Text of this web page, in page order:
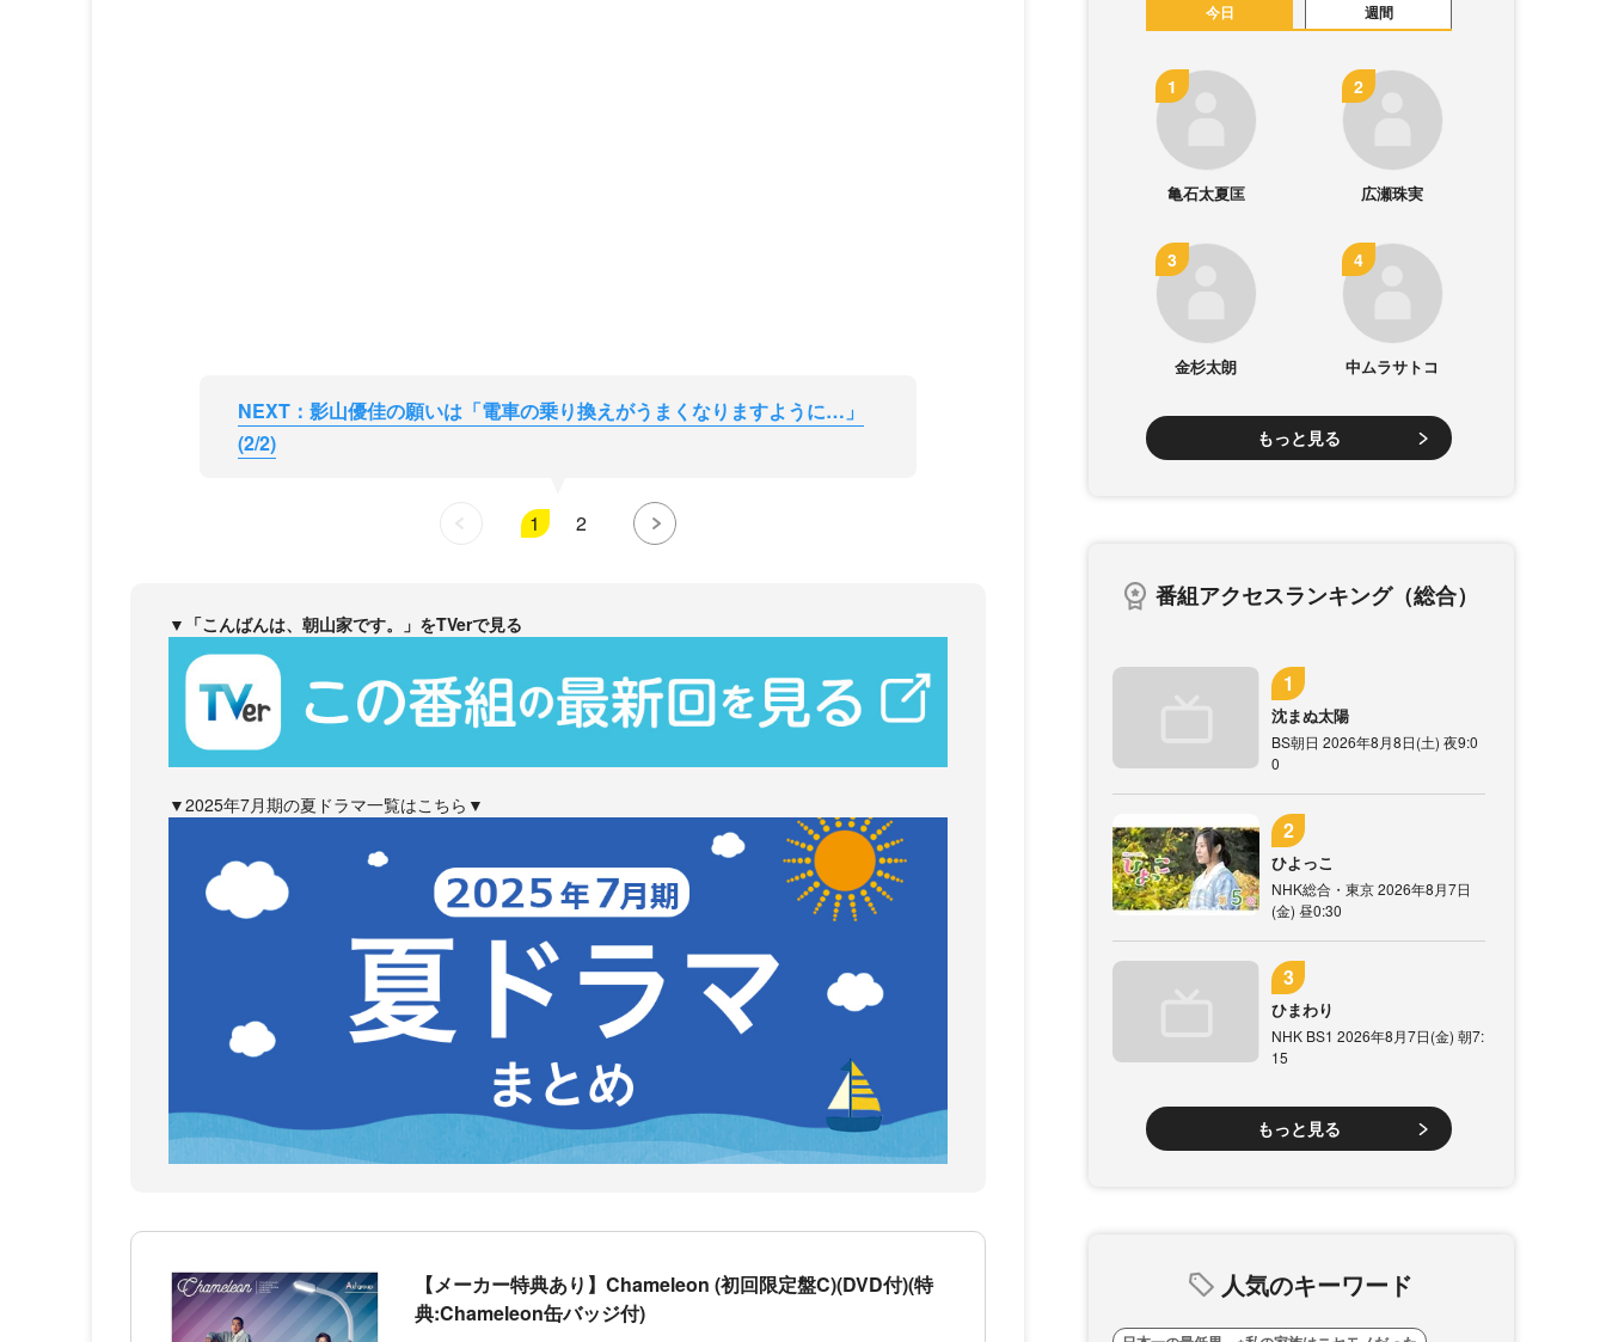
NEXT：影山優佳の願いは「電車の乗り換えがうまくなりますように…」
(2/2)
1 2
▼「こんばんは、朝山家です。」をTVerで見る
▼2025年7月期の夏ドラマ一覧はこちら▼
【メーカー特典あり】Chameleon (初回限定盤C)(DVD付)(特
典:Chameleon缶バッジ付)
今日 週間
亀石太夏匡 広瀬珠実
金杉太朗 中ムラサトコ
もっと見る
番組アクセスランキング（総合）
沈まぬ太陽
BS朝日 2026年8月8日(土) 夜9:0
0
ひよっこ
NHK総合・東京 2026年8月7日
(金) 昼0:30
ひまわり
NHK BS1 2026年8月7日(金) 朝7:
15
もっと見る
人気のキーワード